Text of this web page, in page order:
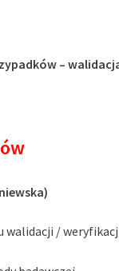
–
walidacji /